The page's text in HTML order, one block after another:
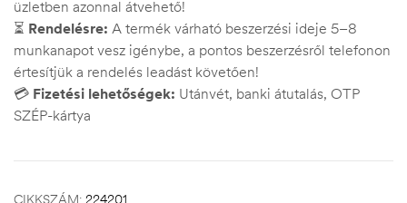
üzletben azonnal átvehető!
⏳ Rendelésre: A termék várható beszerzési ideje 5–8
munkanapot vesz igénybe, a pontos beszerzésről telefonon
értesítjük a rendelés leadást követően!
💳 Fizetési lehetőségek: Utánvét, banki átutalás, OTP
SZÉP-kártya
CIKKSZÁM: 224201